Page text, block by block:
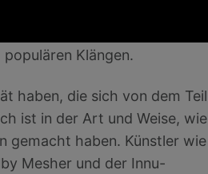
Obwohl sich beide
Zeitgenossen in der
Klängen.
haben, die sich von dem Teil
ist in der Art und Weise, wie
gemacht haben. Künstler wie
Mesher und der Innu-